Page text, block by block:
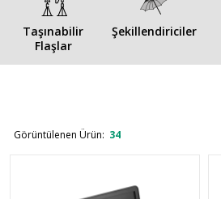
Taşınabilir
Flaşlar
Şekillendiriciler
Görüntülenen Ürün: 34